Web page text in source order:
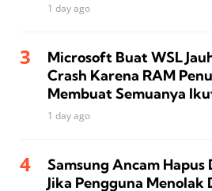
1 day ago
Microsoft Buat WSL
Crash Karena RAM
Membuat Semuanya
1 day ago
Samsung Ancam Hapus
Jika Pengguna